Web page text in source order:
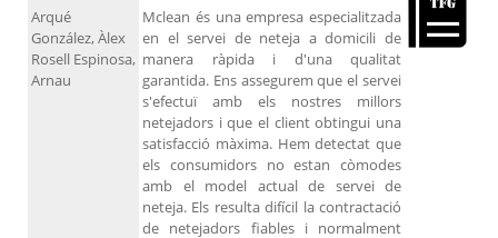
Arqué
González, Àlex
Rosell Espinosa,
Arnau
Mclean és una empresa especialitzada
en el servei de neteja a domicili de
manera ràpida i d'una qualitat
garantida. Ens assegurem que el servei
s'efectuï amb els nostres millors
netejadors i que el client obtingui una
satisfacció màxima. Hem detectat que
els consumidors no estan còmodes
amb el model actual de servei de
neteja. Els resulta difícil la contractació
de netejadors fiables i normalment